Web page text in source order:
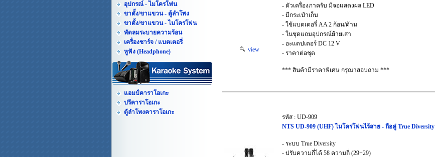
อุปกรณ์ - ไมโครโฟน
ขาตั้ง/ขาแขวน - ตู้ลำโพง
ขาตั้ง/ขาแขวน - ไมโครโฟน
พัดลมระบายความร้อน
เครื่องชาร์จ / แบตเตอรี่
หูฟัง (Headphone)
แอมป์คาราโอเกะ
ปรีคาราโอเกะ
ตู้ลำโพงคาราโอเกะ
view
- ตัวเครื่องภาครับ มีจอแสดงผล LED
- มีกระเป๋าเก็บ
- ใช้แบตเตอรี่ AA 2 ก้อน/ด้าม
- ในชุดแถมอุปกรณ์ย้ายเสา
- อะแดปเตอร์ DC 12 V
- ราคาต่อชุด
*** สินค้ามีราคาพิเศษ กรุณาสอบถาม ***
รหัส : UD-909
NTS UD-909 (UHF) ไมโครโฟนไร้สาย - ถือคู่ True Diversity
- ระบบ True Diversity
- ปรับความกี่ได้ 58 ความถี่ (29+29)